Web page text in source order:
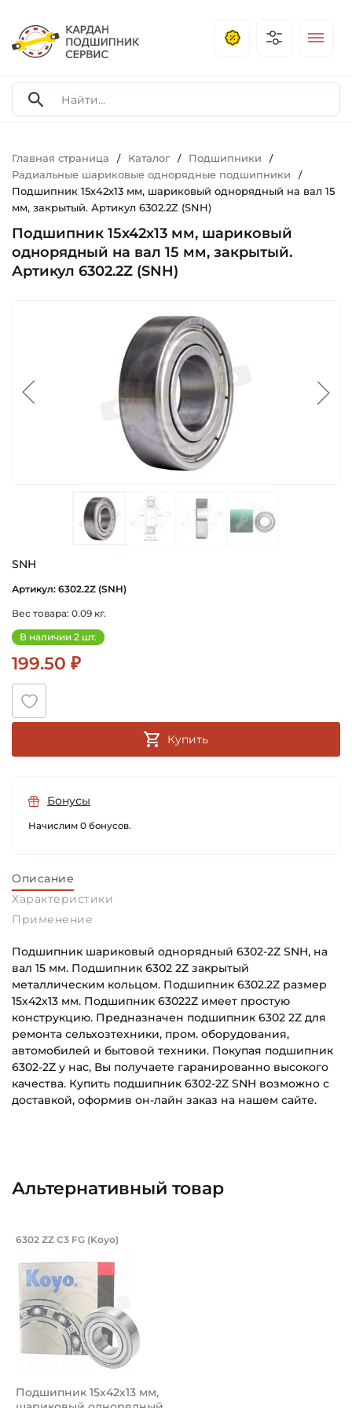
Главная страница / Каталог / Подшипники /
Радиальные шариковые однорядные подшипники /
Подшипник 15х42х13 мм, шариковый однорядный на вал 15
мм, закрытый. Артикул 6302.2Z (SNH)
Подшипник 15х42х13 мм, шариковый
однорядный на вал 15 мм, закрытый.
Артикул 6302.2Z (SNH)
SNH
Артикул: 6302.2Z (SNH)
Вес товара: 0.09 кг.
В наличии 2 шт.
199.50 ₽
Купить
Бонусы
Начислим 0 бонусов.
Описание
Характеристики
Применение
Подшипник шариковый однорядный 6302-2Z SNH, на
вал 15 мм. Подшипник 6302 2Z закрытый
металлическим кольцом. Подшипник 6302.2Z размер
15х42х13 мм. Подшипник 63022Z имеет простую
конструкцию. Предназначен подшипник 6302 2Z для
ремонта сельхозтехники, пром. оборудования,
автомобилей и бытовой техники. Покупая подшипник
6302-2Z у нас, Вы получаете гаранированно высокого
качества. Купить подшипник 6302-2Z SNH возможно с
доставкой, оформив он-лайн заказ на нашем сайте.
42 мм
13 мм
Ширина наружного кольца (С):
13 мм
Тип посадочного отверстия на вал:
Цилиндрическое
Промышленная
Альтернативный товар
Подшипник 15х42х13 мм, шариковый
6302 ZZ C3 FG (Koyo)
Подшипник 15х42х13 мм,